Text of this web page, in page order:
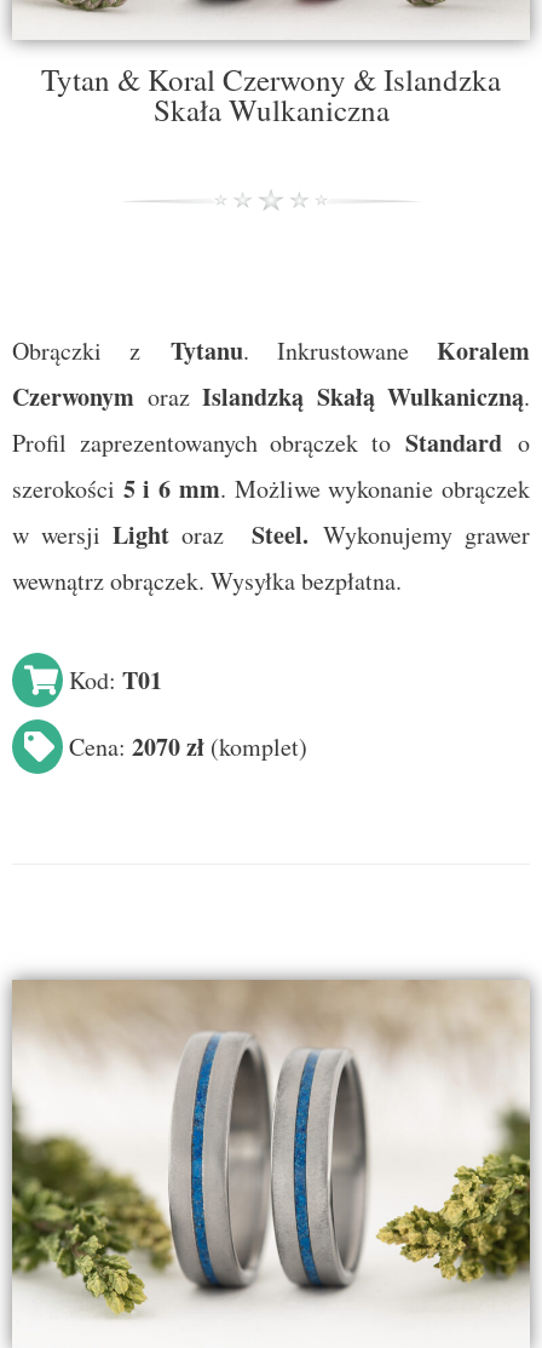
Tytan & Koral Czerwony & Islandzka
Skała Wulkaniczna
Obrączki z Tytanu. Inkrustowane Koralem
Czerwonym oraz Islandzką Skałą Wulkaniczną.
Profil zaprezentowanych obrączek toStandard o
szerokości 5 i 6 mm. Możliwe wykonanie obrączek
w wersji Light oraz Steel.Wykonujemy grawer
wewnątrz obrączek. Wysyłka bezpłatna.
Kod: T01
Cena: 2070 zł (komplet)